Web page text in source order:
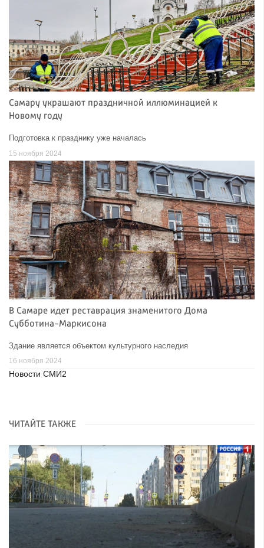
Самару украшают праздничной иллюминацией к
Новому году
Подготовка к празднику уже началась
15 ноября 2024
В Самаре идет реставрация знаменитого Дома
Субботина-Маркисона
Здание является объектом культурного наследия
16 ноября 2024
Новости СМИ2
ЧИТАЙТЕ ТАКЖЕ